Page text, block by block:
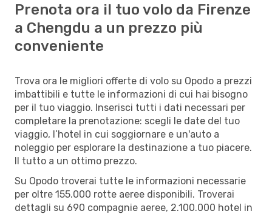
Prenota ora il tuo volo da Firenze
a Chengdu a un prezzo più
conveniente
Trova ora le migliori offerte di volo su Opodo a prezzi
imbattibili e tutte le informazioni di cui hai bisogno
per il tuo viaggio. Inserisci tutti i dati necessari per
completare la prenotazione: scegli le date del tuo
viaggio, l’hotel in cui soggiornare e un'auto a
noleggio per esplorare la destinazione a tuo piacere.
Il tutto a un ottimo prezzo.
Su Opodo troverai tutte le informazioni necessarie
per oltre 155.000 rotte aeree disponibili. Troverai
dettagli su 690 compagnie aeree, 2.100.000 hotel in